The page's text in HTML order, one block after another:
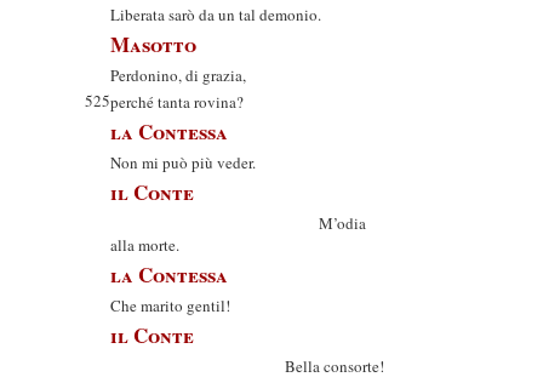
Liberata sarò da un tal demonio.
Masotto
Perdonino, di grazia,
525perché tanta rovina?
la Contessa
Non mi può più veder.
il Conte
M’odia
alla morte.
la Contessa
Che marito gentil!
il Conte
Bella consorte!